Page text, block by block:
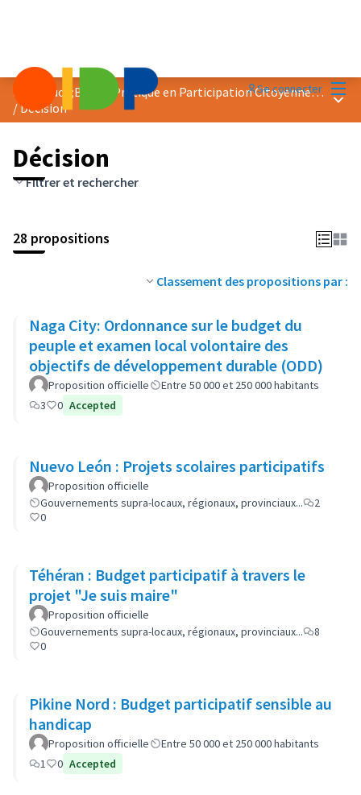
Se connecter
Prix &quot;Bonne Pratique en Participation Citoyenne&quot; 2023
/Décision
Décision
Filtrer et rechercher
28 propositions
Classement des propositions par :
Naga City: Ordonnance sur le budget du
peuple et examen local volontaire des
objectifs de développement durable (ODD)
Proposition officielle
Entre 50 000 et 250 000 habitants
3
0 Accepted
Nuevo León : Projets scolaires participatifs
Proposition officielle
Gouvernements supra-locaux, régionaux, provinciaux...
2
0
Téhéran : Budget participatif à travers le
projet "Je suis maire"
Proposition officielle
Gouvernements supra-locaux, régionaux, provinciaux...
8
0
Pikine Nord : Budget participatif sensible au
handicap
Proposition officielle
Entre 50 000 et 250 000 habitants
1
0 Accepted